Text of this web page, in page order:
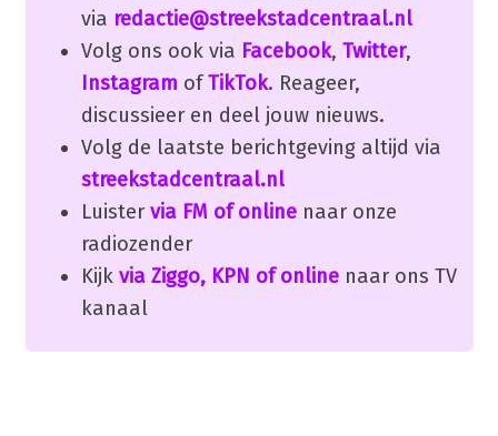
via redactie@streekstadcentraal.nl
Volg ons ook via Facebook, Twitter,
Instagram ofTikTok. Reageer,
discussieer en deel jouw nieuws.
Volg de laatste berichtgeving altijd via
streekstadcentraal.nl
Luister via FM of onlinenaar onze
radiozender
Kijk via Ziggo, KPN of onlinenaar ons TV
kanaal